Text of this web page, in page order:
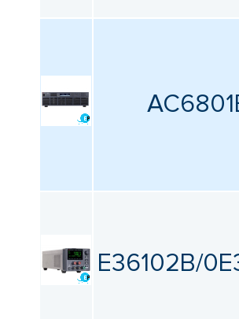
E36102B/